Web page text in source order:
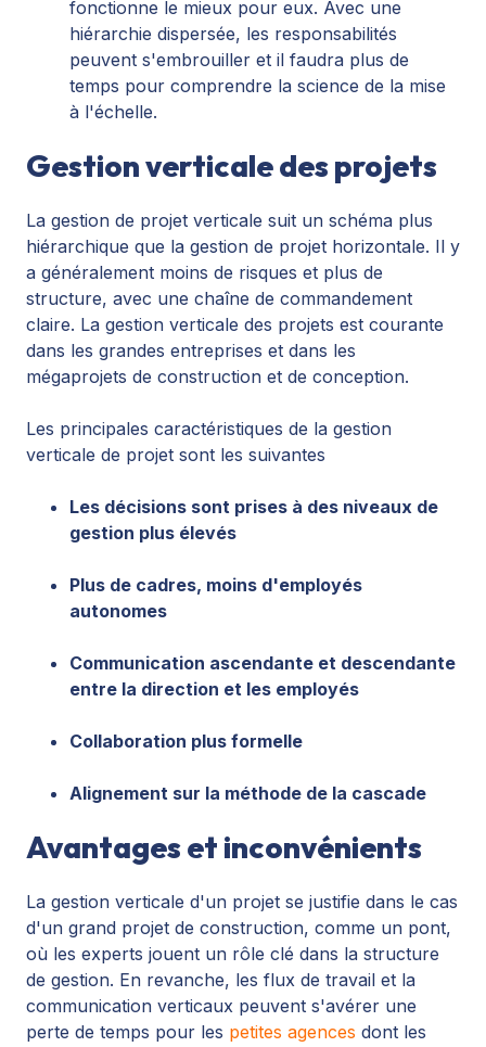
fonctionne le mieux pour eux. Avec une
hiérarchie dispersée, les responsabilités
peuvent s'embrouiller et il faudra plus de
temps pour comprendre la science de la mise
à l'échelle.
Gestion verticale des projets
La gestion de projet verticale suit un schéma plus
hiérarchique que la gestion de projet horizontale. Il y
a généralement moins de risques et plus de
structure, avec une chaîne de commandement
claire. La gestion verticale des projets est courante
dans les grandes entreprises et dans les
mégaprojets de construction et de conception.
Les principales caractéristiques de la gestion
verticale de projet sont les suivantes
Les décisions sont prises à des niveaux de
gestion plus élevés
Plus de cadres, moins d'employés
autonomes
Communication ascendante et descendante
entre la direction et les employés
Collaboration plus formelle
Alignement sur la méthode de la cascade
Avantages et inconvénients
La gestion verticale d'un projet se justifie dans le cas
d'un grand projet de construction, comme un pont,
où les experts jouent un rôle clé dans la structure
de gestion. En revanche, les flux de travail et la
communication verticaux peuvent s'avérer une
perte de temps pour les petites agences dont les